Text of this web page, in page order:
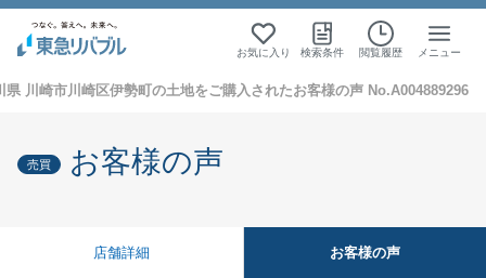
お気に入り 検索条件 閲覧履歴 メニュー
県 川崎市川崎区伊勢町の土地をご購入されたお客様の声 No.A004889296
売買 お客様の声
店舗詳細 お客様の声